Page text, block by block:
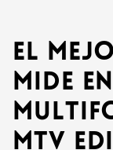
El
mide
MTV